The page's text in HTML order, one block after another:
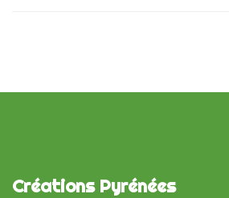
Créations Pyrénées